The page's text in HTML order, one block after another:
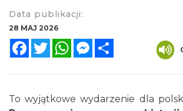
Data publikacji:
28 MAJ 2026
FacebookTwitterWhatsAppMessenger
To wyjątkowe wydarzenie dla